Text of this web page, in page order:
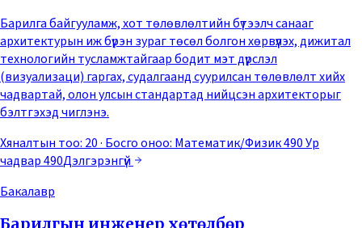
Барилга байгууламж, хот төлөвлөлтийн бүтээлч санааг
архитектурын иж бүрэн зураг төсөл болгон хөрвүүлэх, дижитал
технологийн тусламжтайгаар бодит мэт дүрслэл
(визуализаци) гаргах, судалгаанд суурилсан төлөвлөлт хийх
чадвартай, олон улсын стандартад нийцсэн архитекторыг
бэлтгэхэд чиглэнэ.
Хяналтын тоо: 20· Босго оноо: Математик/Физик 490 Ур
чадвар 490Дэлгэрэнгүй
Бакалавр